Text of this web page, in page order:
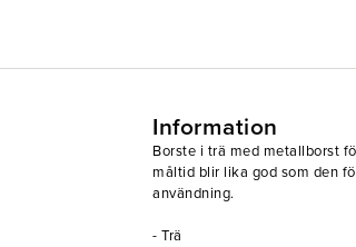
Information
Borste i trä med metallborst
måltid blir lika god som den
användning.
- Trä